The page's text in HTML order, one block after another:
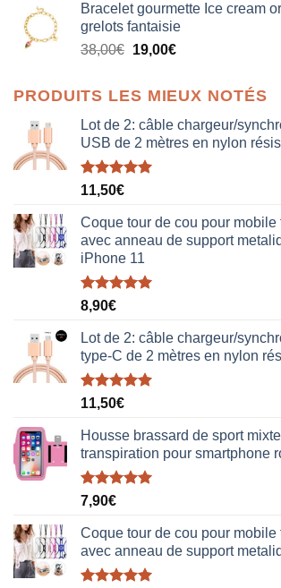
initial
était :
38,00€.
actuel
est :
19,00€.
Bracelet gourmette Ice cream
grelots fantaisie
38,00€ Le
était :
38,00€.
19,00€Le
est :
19,00€.
PRODUITS LES MIEUX NOTÉS
Lot de 2: câble chargeur/
USB de 2 mètres en nylon
Note5.00
11,50€
Coque tour de cou pour
avec anneau de support
iPhone 11
Note5.00
8,90€
Lot de 2: câble chargeur/
type-C de 2 mètres en nylon
Note5.00
11,50€
Housse brassard de sport
transpiration pour smartphone
Note5.00
7,90€
Coque tour de cou pour
avec anneau de support